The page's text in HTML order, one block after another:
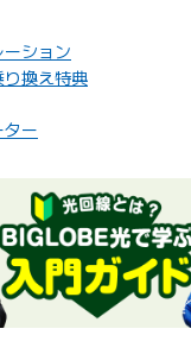
ション
換え特典
ー